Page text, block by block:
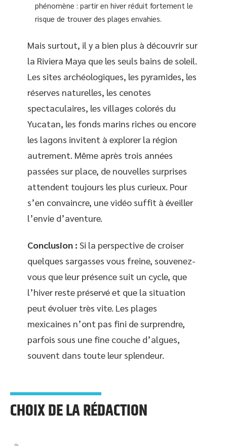
phénomène : partir en hiver réduit fortement le
risque de trouver des plages envahies.
Mais surtout, il y a bien plus à découvrir sur
la Riviera Maya que les seuls bains de soleil.
Les sites archéologiques, les pyramides, les
réserves naturelles, les cenotes
spectaculaires, les villages colorés du
Yucatan, les fonds marins riches ou encore
les lagons invitent à explorer la région
autrement. Même après trois années
passées sur place, de nouvelles surprises
attendent toujours les plus curieux. Pour
s’en convaincre, une vidéo suffit à éveiller
l’envie d’aventure.
Conclusion : Si la perspective de croiser
quelques sargasses vous freine, souvenez-
vous que leur présence suit un cycle, que
l’hiver reste préservé et que la situation
peut évoluer très vite. Les plages
mexicaines n’ont pas fini de surprendre,
parfois sous une fine couche d’algues,
souvent dans toute leur splendeur.
CHOIX DE LA RÉDACTION